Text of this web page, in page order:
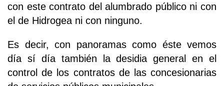
con este contrato del alumbrado público ni con
el de Hidrogea ni con ninguno.
Es decir, con panoramas como éste vemos
día sí día también la desidia general en el
control de los contratos de las concesionarias